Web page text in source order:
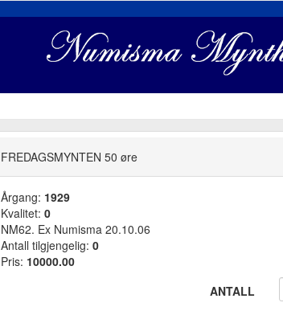
FREDAGSMYNTEN 50 øre
Årgang: 1929
Kvalitet: 0
NM62. Ex Numisma 20.10.06
Antall tilgjengelig: 0
Pris: 10000.00
ANTALL